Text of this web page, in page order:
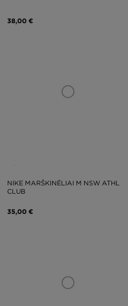
38,00 €
NIKE MARŠKINĖLIAI M NSW ATHL
CLUB
35,00 €